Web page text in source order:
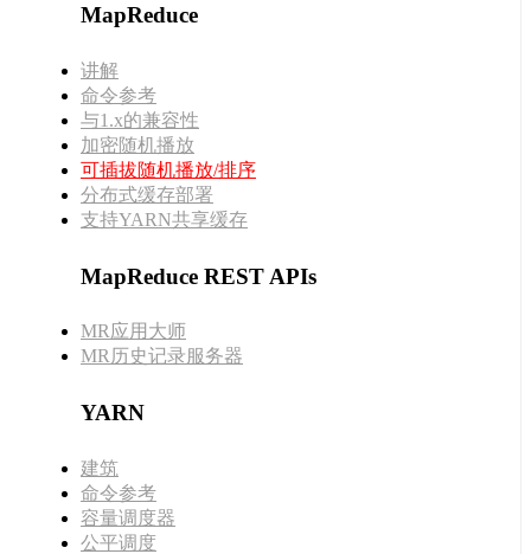
MapReduce
讲解
命令参考
与1.x的兼容性
加密随机播放
可插拔随机播放/排序
分布式缓存部署
支持YARN共享缓存
MapReduce REST APIs
MR应用大师
MR历史记录服务器
YARN
建筑
命令参考
容量调度器
公平调度